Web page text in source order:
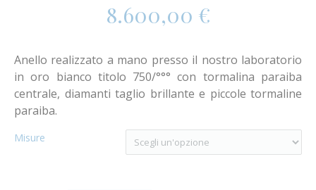
8.600,00 €
Anello realizzato a mano presso il nostro laboratorio
in oro bianco titolo 750/°°° con tormalina paraiba
centrale, diamanti taglio brillante e piccole tormaline
paraiba.
Misure